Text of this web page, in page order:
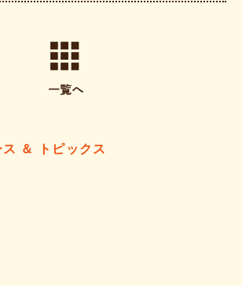
＆ トピックス